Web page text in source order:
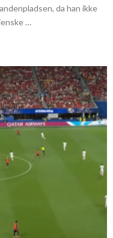
da han ikke
…